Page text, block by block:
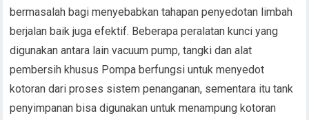
bermasalah bagi menyebabkan tahapan penyedotan limbah
berjalan baik juga efektif. Beberapa peralatan kunci yang
digunakan antara lain vacuum pump, tangki dan alat
pembersih khusus Pompa berfungsi untuk menyedot
kotoran dari proses sistem penanganan, sementara itu tank
penyimpanan bisa digunakan untuk menampung kotoran